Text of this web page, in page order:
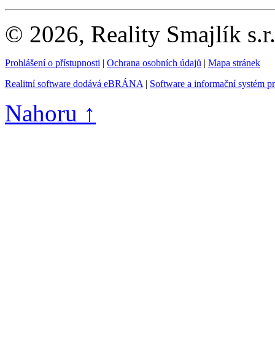
© 2026, Reality Smajlík
Prohlášení o přístupnosti | Ochrana osobních údajů | Mapa stránek
Realitní software dodává eBRÁNA | Software a informační systém
Nahoru ↑